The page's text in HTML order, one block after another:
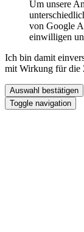
Um unsere
von Google
einwilligen
Ich bin damit
mit Wirkung für die
Auswahl bestätigen
Toggle navigation